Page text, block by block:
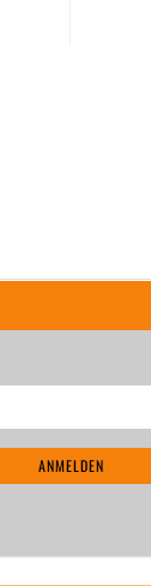
ANMELDEN